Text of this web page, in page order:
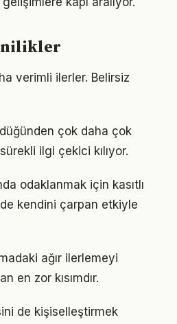
verimli ilerler. Belirsiz
çok daha çok
ilgi çekici kılıyor.
odaklanmak için kasıtlı
kendini çarpan etkiyle
ağır ilerlemeyi
en zor kısımdır.
de kişiselleştirmek